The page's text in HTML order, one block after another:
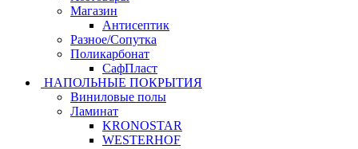
Магазин
Антисептик
Разное/Сопутка
Поликарбонат
СафПласт
НАПОЛЬНЫЕ ПОКРЫТИЯ
Виниловые полы
Ламинат
KRONOSTAR
WESTERHOF